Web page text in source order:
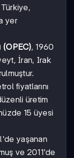
yer
, 1960
İran, Irak
fiyatlarını
üretim
15 üyesi
yaşanan
ve 2011'de